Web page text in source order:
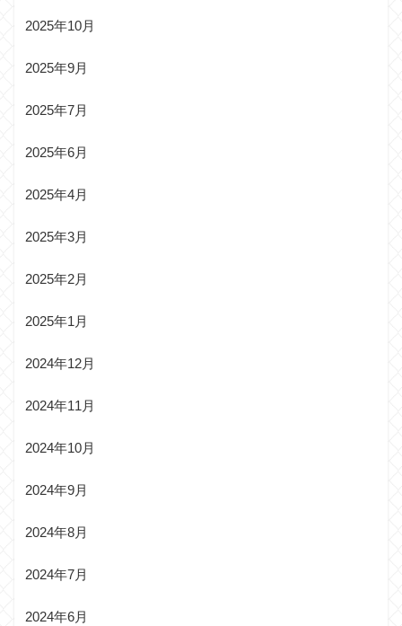
2025年10月
2025年9月
2025年7月
2025年6月
2025年4月
2025年3月
2025年2月
2025年1月
2024年12月
2024年11月
2024年10月
2024年9月
2024年8月
2024年7月
2024年6月